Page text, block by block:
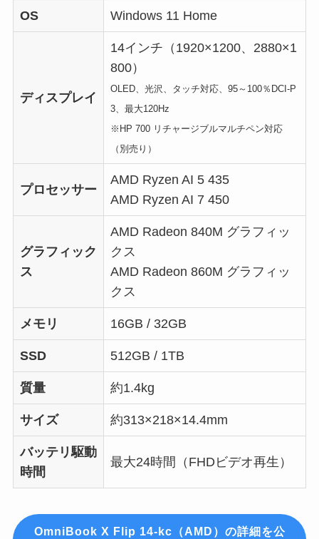
OS Windows 11 Home
ディスプレイ
14インチ（1920×1200、2880×1
800）
OLED、光沢、タッチ対応、95～100％DCI-P
3、最大120Hz
※HP 700 リチャージブルマルチペン対応
（別売り）
プロセッサー
AMD Ryzen AI 5 435
AMD Ryzen AI 7 450
グラフィック
ス
AMD Radeon 840M グラフィッ
クス
AMD Radeon 860M グラフィッ
クス
メモリ 16GB / 32GB
SSD 512GB / 1TB
質量 約1.4kg
サイズ 約313×218×14.4mm
バッテリ駆動
時間
最大24時間（FHDビデオ再生）
OmniBook X Flip 14-kc（AMD）の詳細を公